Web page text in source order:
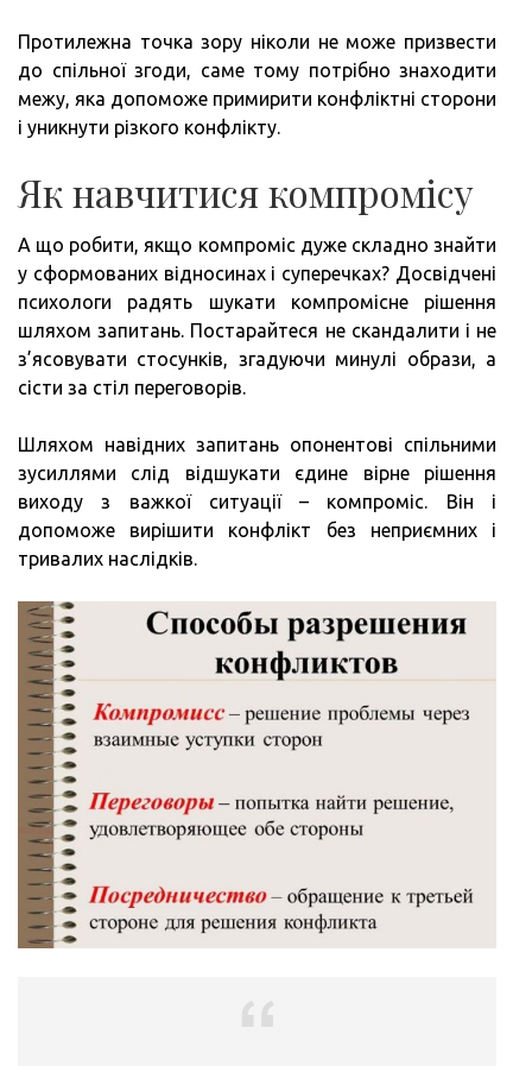
Протилежна точка зору ніколи не може призвести
до спільної згоди, саме тому потрібно знаходити
межу, яка допоможе примирити конфліктні сторони
і уникнути різкого конфлікту.
Як навчитися компромісу
А що робити, якщо компроміс дуже складно знайти
у сформованих відносинах і суперечках? Досвідчені
психологи радять шукати компромісне рішення
шляхом запитань. Постарайтеся не скандалити і не
з’ясовувати стосунків, згадуючи минулі образи, а
сісти за стіл переговорів.
Шляхом навідних запитань опонентові спільними
зусиллями слід відшукати єдине вірне рішення
виходу з важкої ситуації – компроміс. Він і
допоможе вирішити конфлікт без неприємних і
тривалих наслідків.